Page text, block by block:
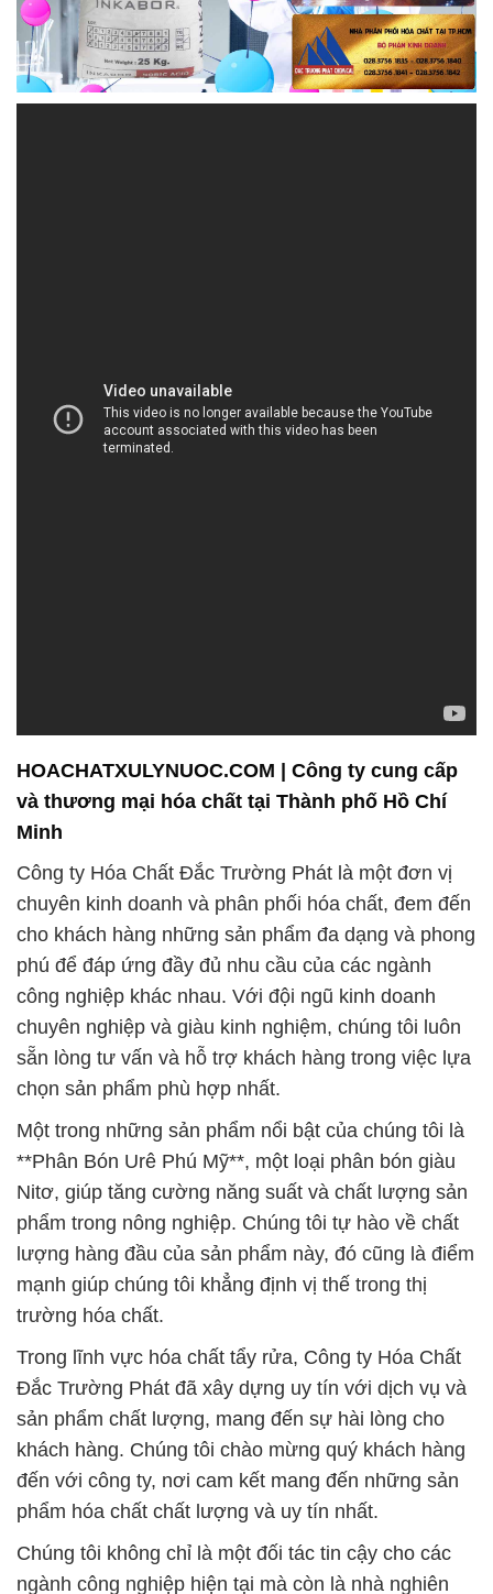
HOACHATXULYNUOC.COM | Công ty cung cấp
và thương mại hóa chất tại Thành phố Hồ Chí
Minh
Công ty Hóa Chất Đắc Trường Phát là một đơn vị
chuyên kinh doanh và phân phối hóa chất, đem đến
cho khách hàng những sản phẩm đa dạng và phong
phú để đáp ứng đầy đủ nhu cầu của các ngành
công nghiệp khác nhau. Với đội ngũ kinh doanh
chuyên nghiệp và giàu kinh nghiệm, chúng tôi luôn
sẵn lòng tư vấn và hỗ trợ khách hàng trong việc lựa
chọn sản phẩm phù hợp nhất.
Một trong những sản phẩm nổi bật của chúng tôi là
**Phân Bón Urê Phú Mỹ**, một loại phân bón giàu
Nitơ, giúp tăng cường năng suất và chất lượng sản
phẩm trong nông nghiệp. Chúng tôi tự hào về chất
lượng hàng đầu của sản phẩm này, đó cũng là điểm
mạnh giúp chúng tôi khẳng định vị thế trong thị
trường hóa chất.
Trong lĩnh vực hóa chất tẩy rửa, Công ty Hóa Chất
Đắc Trường Phát đã xây dựng uy tín với dịch vụ và
sản phẩm chất lượng, mang đến sự hài lòng cho
khách hàng. Chúng tôi chào mừng quý khách hàng
đến với công ty, nơi cam kết mang đến những sản
phẩm hóa chất chất lượng và uy tín nhất.
Chúng tôi không chỉ là một đối tác tin cậy cho các
ngành công nghiệp hiện tại mà còn là nhà nghiên